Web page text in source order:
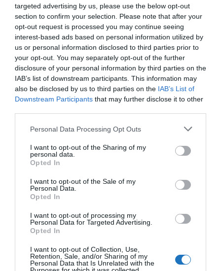
targeted advertising by us, please use the below opt-out
section to confirm your selection. Please note that after your
opt-out request is processed you may continue seeing
interest-based ads based on personal information utilized by
us or personal information disclosed to third parties prior to
your opt-out. You may separately opt-out of the further
disclosure of your personal information by third parties on the
IAB’s list of downstream participants. This information may
also be disclosed by us to third parties on the IAB’s List of
Downstream Participants that may further disclose it to other
Please note that this website/app uses one or more Google
not limited to your visit or usage behaviour. You may click to
grant or deny consent to Google and its third-party tags to
use your data for below specified purposes in below Google
consent section.
Personal Data Processing Opt Outs
I want to opt-out of the Sharing of my
personal data.
Opted In
I want to opt-out of the Sale of my
Personal Data.
Opted In
I want to opt-out of processing my
Personal Data for Targeted Advertising.
Opted In
I want to opt-out of Collection, Use,
Retention, Sale, and/or Sharing of my
Personal Data that Is Unrelated with the
Ha mindehhez hozzátársul a
magánszálláshelyek fejlesztésével
egy másik szegmens, mit fog látni a
Szolnokra látogató vendég? Komplex,
magasabb minőségű terméket.
Könnyid László – MTÜ,Szolnok TV
Tegyük ehhez hozzá, hogy 3 hete számoltam be a sok
milliárdos szolnoki
, és azt
bezárt strand újra megnyitott, méghozzá wellness
elemekkel teljeskörűen megújulva. Ezek a
beruházások kiegészítik és tovább erősítik Szolnok és
a térség turisztikai vonzerejét, kínálatát és szerepét.